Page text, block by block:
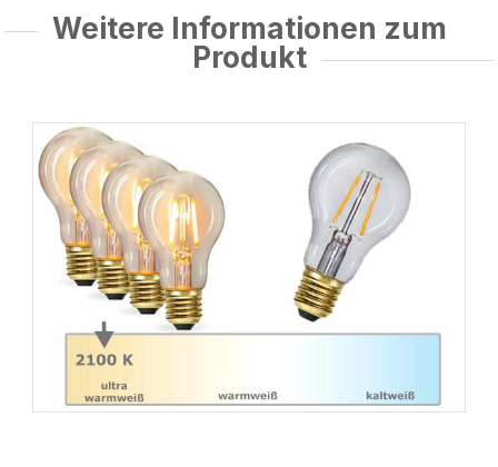
Weitere Informationen zum
Produkt